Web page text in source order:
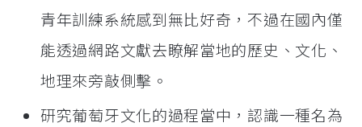
青年訓練系統感到無比好奇，不過在國內僅
能透過網路文獻去瞭解當地的歷史、文化、
地理來旁敲側擊。
研究葡萄牙文化的過程當中，認識一種名為